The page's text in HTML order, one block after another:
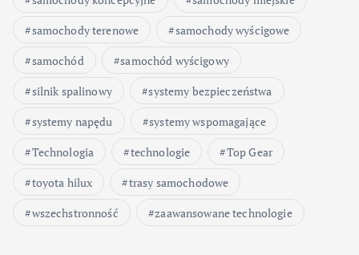
w
samochody terenowe
samochody wyścigowe
samochód
samochód wyścigowy
silnik spalinowy
systemy bezpieczeństwa
systemy napędu
systemy wspomagające
Technologia
technologie
Top Gear
toyota hilux
trasy samochodowe
wszechstronność
zaawansowane technologie